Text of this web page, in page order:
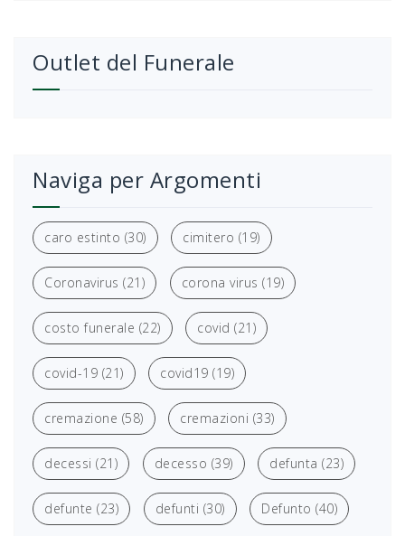
Outlet del Funerale
Naviga per Argomenti
caro estinto (30) cimitero (19)
Coronavirus (21) corona virus (19)
costo funerale (22) covid (21)
covid-19 (21) covid19 (19)
cremazione (58) cremazioni (33)
decessi (21) decesso (39) defunta (23)
defunte (23) defunti (30) Defunto (40)